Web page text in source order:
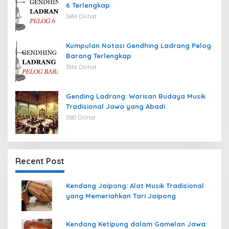
6 Terlengkap
3684 Dilihat
Kumpulan Notasi Gendhing Ladrang Pelog
Barang Terlengkap
3366 Dilihat
Gending Ladrang: Warisan Budaya Musik
Tradisional Jawa yang Abadi
3180 Dilihat
Recent Post
Kendang Jaipong: Alat Musik Tradisional
yang Memeriahkan Tari Jaipong
Kendang Ketipung dalam Gamelan Jawa: